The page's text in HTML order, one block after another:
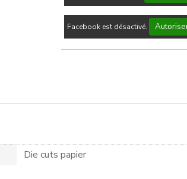
Facebook est désactivé.
Die cuts papier